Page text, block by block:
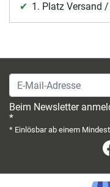
1. Platz Versand
E-Mail-Adresse
Beim Newsletter
*
* Einlösbar ab einem